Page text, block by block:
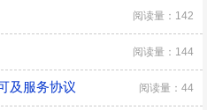
阅读量：142
阅读量：144
及服务协议 阅读量：44